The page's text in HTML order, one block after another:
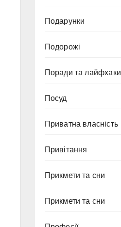
Подарунки
Подорожі
Поради та лайфхаки
Посуд
Приватна власність
Привітання
Прикмети та сни
Прикмети та сни